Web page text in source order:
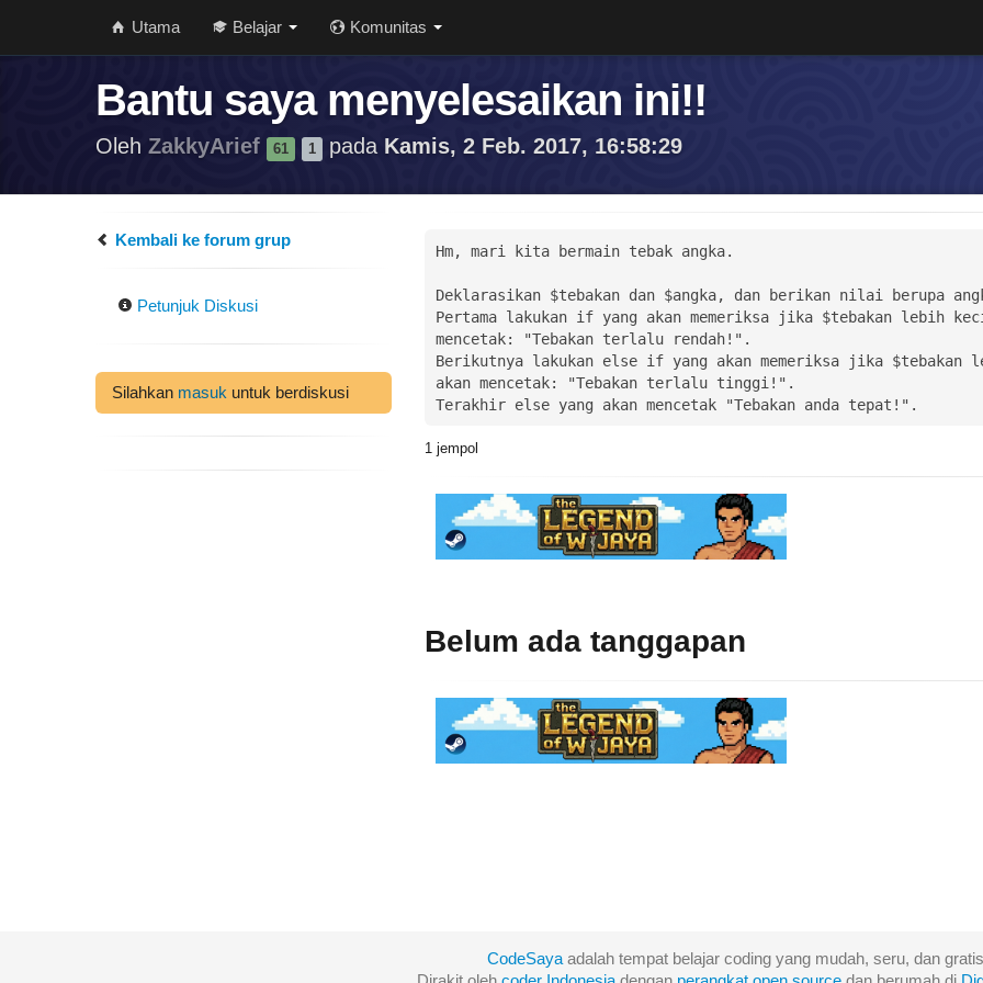
Utama Belajar Komunitas
Bantu saya menyelesaikan ini!!
Oleh ZakkyArief 61 1 pada Kamis, 2 Feb. 2017, 16:58:29
Kembali ke forum grup
Petunjuk Diskusi
Silahkan masuk untuk berdiskusi
Hm, mari kita bermain tebak angka.
Deklarasikan $tebakan dan $angka, dan berikan nilai berupa
Pertama lakukan if yang akan memeriksa jika $tebakan lebih
mencetak: "Tebakan terlalu rendah!".
Berikutnya lakukan else if yang akan memeriksa jika $tebakan
akan mencetak: "Tebakan terlalu tinggi!".
Terakhir else yang akan mencetak "Tebakan anda tepat!".
1 jempol
Belum ada tanggapan
CodeSayaadalah tempat belajar coding yang mudah, seru, dan